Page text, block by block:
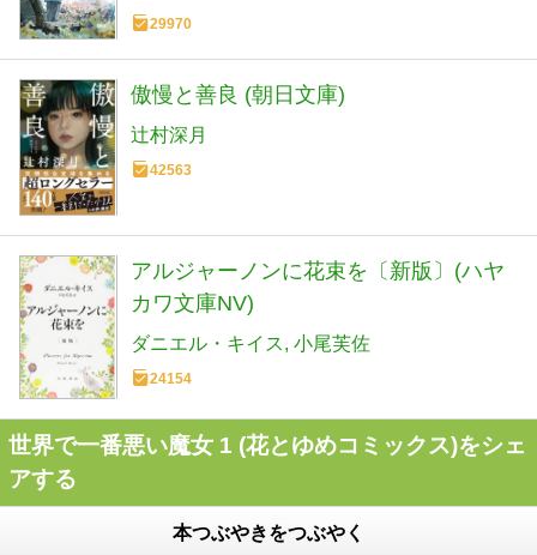
29970
傲慢と善良 (朝日文庫)
辻村深月
42563
アルジャーノンに花束を〔新版〕(ハヤ
カワ文庫NV)
ダニエル・キイス 小尾芙佐
24154
世界で一番悪い魔女 1 (花とゆめコミックス)をシェ
アする
本つぶやきをつぶやく